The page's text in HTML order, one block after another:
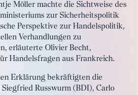
Möller machte die Sichtweise des
zur Sicherheitspolitik
Perspektive zur Handelspolitik,
Verhandlungen zu
erläuterte Olivier Becht,
Handelsfragen aus Frankreich.
Erklärung bekräftigten die
Russwurm (BDI), Carlo